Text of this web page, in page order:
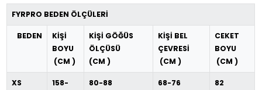
FYRPRO BEDEN ÖLÇÜLERİ
BEDEN
KİŞİ
BOYU
(CM )
KİŞİ GÖĞÜS
ÖLÇÜSÜ
(CM )
KİŞİ BEL
ÇEVRESİ
(CM )
CEKET
BOYU
(CM )
XS
158-
80-88 68-76 82